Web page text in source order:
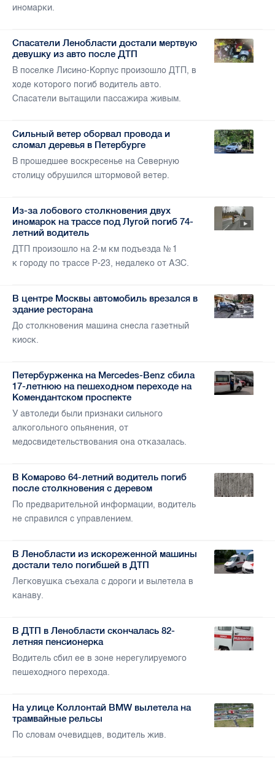
иномарки.
Спасатели Ленобласти достали мертвую
девушку из авто после ДТП
В поселке Лисино-Корпус произошло ДТП, в
ходе которого погиб водитель авто.
Спасатели вытащили пассажира живым.
Сильный ветер оборвал провода и
сломал деревья в Петербурге
В прошедшее воскресенье на Северную
столицу обрушился штормовой ветер.
Из-за лобового столкновения двух
иномарок на трассе под Лугой погиб 74-
летний водитель
ДТП произошло на 2-м км подъезда № 1
к городу по трассе Р-23, недалеко от АЗС.
В центре Москвы автомобиль врезался в
здание ресторана
До столкновения машина снесла газетный
киоск.
Петербурженка на Mercedes-Benz сбила
17-летнюю на пешеходном переходе на
Комендантском проспекте
У автоледи были признаки сильного
алкогольного опьянения, от
медосвидетельствования она отказалась.
В Комарово 64-летний водитель погиб
после столкновения с деревом
По предварительной информации, водитель
не справился с управлением.
В Ленобласти из искореженной машины
достали тело погибшей в ДТП
Легковушка съехала с дороги и вылетела в
канаву.
В ДТП в Ленобласти скончалась 82-
летняя пенсионерка
Водитель сбил ее в зоне нерегулируемого
пешеходного перехода.
На улице Коллонтай BMW вылетела на
трамвайные рельсы
По словам очевидцев, водитель жив.